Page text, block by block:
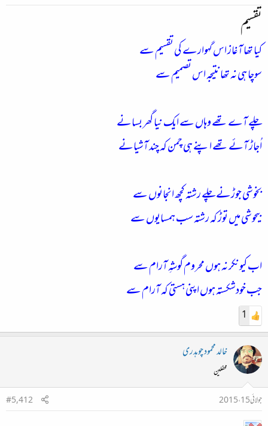
تقسیم
کیا تھا آغاز اس گہوارے کی تقسیم سے
سوچا ہی نہ تھا نتیجہ اس تصمیم سے
چلے آے تھے وہاں سے ایک نیا گھر بسانے
اُجاڑ آئے تھے اپنے ہی چمن کہ چند آشیانے
بخوشی جوڑنے چلے رشتہ کچھ انجانوں سے
بیحوشی میں توڑ کہ رشتہ سب ہمسایوں سے
اب کیونکر نہ ہوں محروم گوشہِ آرام سے
جب خودشکستہ ہوں اپنی ہستی کہ آرام سے
1
خالد محمود چوہدری
محفلین
جولائی 15، 2015
#5,412